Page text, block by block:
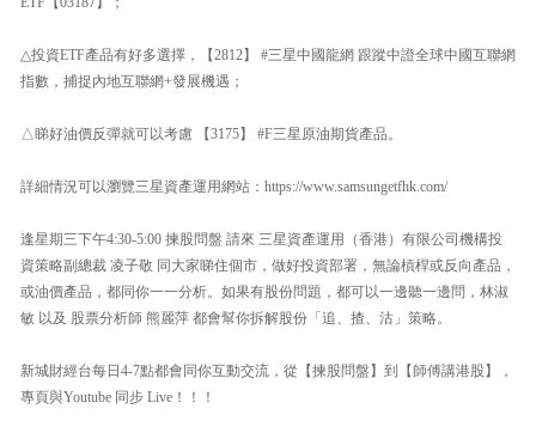
△投資ETF產品有好多選擇，【2812】 #三星中國龍網 跟蹤中證全球中國互聯網
指數，捕捉內地互聯網+發展機遇；
△睇好油價反彈就可以考慮 【3175】 #F三星原油期貨產品。
詳細情況可以瀏覽三星資產運用網站：https://www.samsungetfhk.com/
逢星期三下午4:30-5:00 揀股問盤 請來 三星資產運用（香港）有限公司機構投
資策略副總裁 凌子敬 同大家睇住個市，做好投資部署，無論槓桿或反向產品，
或油價產品，都同你一一分析。如果有股份問題，都可以一邊聽一邊問，林淑
敏 以及 股票分析師 熊麗萍 都會幫你拆解股份「追、揸、沽」策略。
新城財經台每日4-7點都會同你互動交流，從【揀股問盤】到【師傅講港股】，
專頁與Youtube 同步 Live！！！